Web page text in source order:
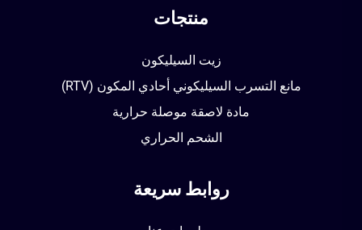
منتجات
زيت السيليكون
مانع التسرب السيليكوني أحادي المكون (RTV)
مادة لاصقة موصلة حرارية
الشحم الحراري
روابط سريعة